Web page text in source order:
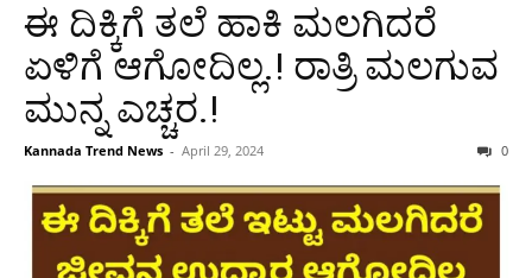
ಈ ದಿಕ್ಕಿಗೆ ತಲೆ ಹಾಕಿ ಮಲಗಿದರೆ
ಏಳಿಗೆ ಆಗೋದಿಲ್ಲ.! ರಾತ್ರಿ ಮಲಗುವ
ಮುನ್ನ ಎಚ್ಚರ.!
Kannada Trend News - April 29, 2024 0